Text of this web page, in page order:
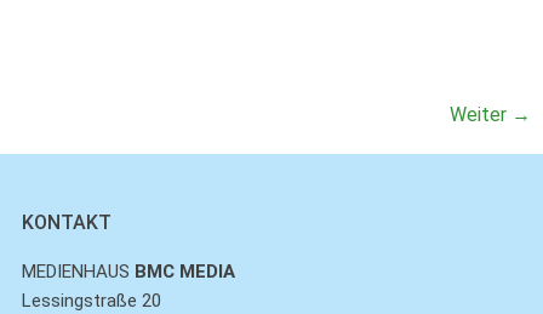
Weiter →
KONTAKT
MEDIENHAUS BMC MEDIA
Lessingstraße 20